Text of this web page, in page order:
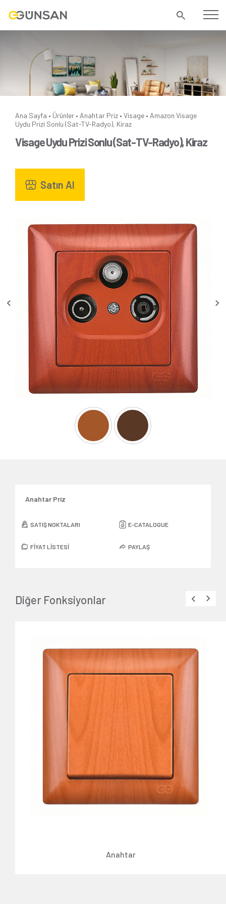
Ana Sayfa • Ürünler • Anahtar Priz • Visage • Amazon Visage
Uydu Prizi Sonlu (Sat-TV-Radyo), Kiraz
Visage Uydu Prizi Sonlu (Sat-TV-Radyo), Kiraz
Satın Al
Anahtar Priz
SATIŞ NOKTALARI E-CATALOGUE
FİYAT LİSTESİ PAYLAŞ
Diğer Fonksiyonlar
Anahtar